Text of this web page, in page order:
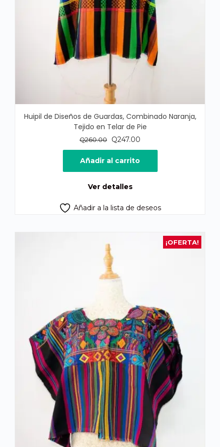
Huipil de Diseños de Guardas, Combinado Naranja,
Tejido en Telar de Pie
Q260.00
El
precio
original
Q247.00
precio
Añadir al carrito
Ver detalles
Añadir a la lista de deseos
¡OFERTA!